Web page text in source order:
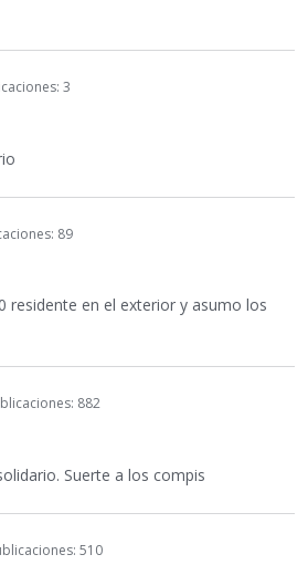
3
89
residente en el exterior y asumo los
882
Suerte a los compis
510